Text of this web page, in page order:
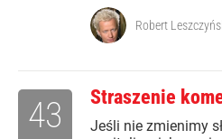
Robert
Straszenie
Jeśli nie zmienimy
43